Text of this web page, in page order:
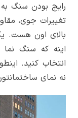
رایج بودن سنگ به
تغییرات جوی،
بالای اون هست.
اینه که سنگ
انتخاب کنید.
نه نمای